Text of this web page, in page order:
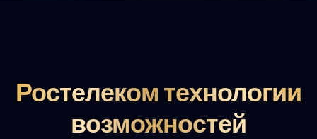
Ростелеком технологии
возможностей